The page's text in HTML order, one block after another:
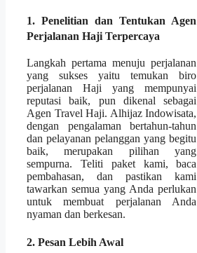
1. Penelitian dan Tentukan Agen
Perjalanan Haji Terpercaya
Langkah pertama menuju perjalanan
yang sukses yaitu temukan biro
perjalanan Haji yang mempunyai
reputasi baik, pun dikenal sebagai
Agen Travel Haji. Alhijaz Indowisata,
dengan pengalaman bertahun-tahun
dan pelayanan pelanggan yang begitu
baik, merupakan pilihan yang
sempurna. Teliti paket kami, baca
pembahasan, dan pastikan kami
tawarkan semua yang Anda perlukan
untuk membuat perjalanan Anda
nyaman dan berkesan.
2. Pesan Lebih Awal